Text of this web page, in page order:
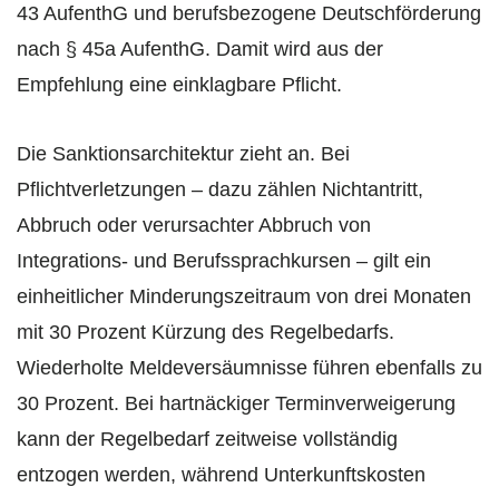
43 AufenthG und berufsbezogene Deutschförderung
nach § 45a AufenthG. Damit wird aus der
Empfehlung eine einklagbare Pflicht.
Die Sanktionsarchitektur zieht an. Bei
Pflichtverletzungen – dazu zählen Nichtantritt,
Abbruch oder verursachter Abbruch von
Integrations- und Berufssprachkursen – gilt ein
einheitlicher Minderungszeitraum von drei Monaten
mit 30 Prozent Kürzung des Regelbedarfs.
Wiederholte Meldeversäumnisse führen ebenfalls zu
30 Prozent. Bei hartnäckiger Terminverweigerung
kann der Regelbedarf zeitweise vollständig
entzogen werden, während Unterkunftskosten